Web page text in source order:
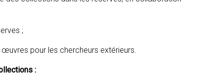
;
pour les chercheurs extérieurs.
: